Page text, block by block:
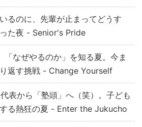
るのに、先輩が止まってどうす
た夜 - Senior's Pride
「なぜやるのか」を知る夏。今ま
返す挑戦 - Change Yourself
代表から「塾頭」へ（笑）。子ども
る熱狂の夏 - Enter the Jukucho